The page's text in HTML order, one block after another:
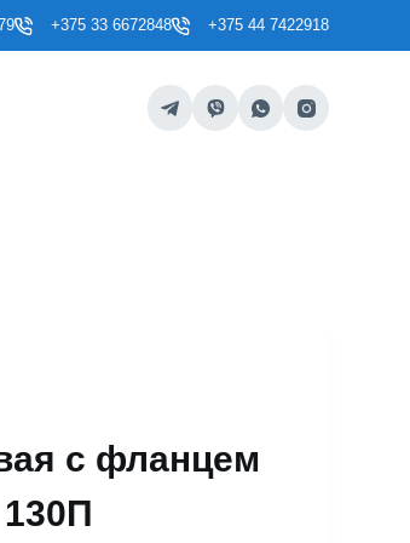
+375 33 6672848 +375 44 7422918
с фланцем